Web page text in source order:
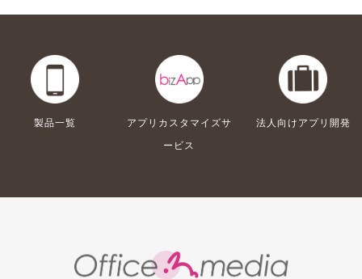
製品一覧
アプリカスタマイズサ
ービス
法人向けアプリ開発